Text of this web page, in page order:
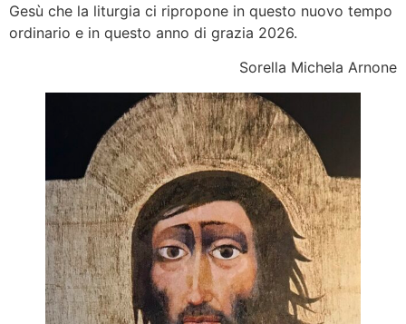
Gesù che la liturgia ci ripropone in questo nuovo tempo
ordinario e in questo anno di grazia 2026.
Sorella Michela Arnone